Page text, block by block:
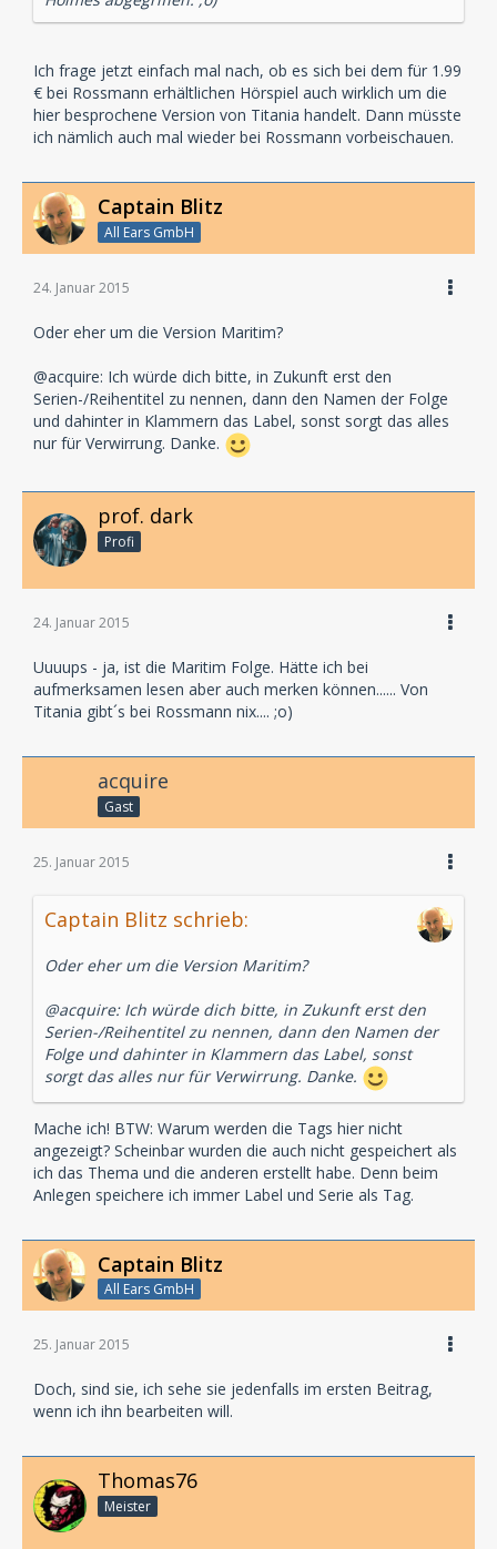
Ich frage jetzt einfach mal nach, ob es sich bei dem für 1.99
€ bei Rossmann erhältlichen Hörspiel auch wirklich um die
hier besprochene Version von Titania handelt. Dann müsste
ich nämlich auch mal wieder bei Rossmann vorbeischauen.
Captain Blitz
All Ears GmbH
24. Januar 2015
Oder eher um die Version Maritim?
@acquire: Ich würde dich bitte, in Zukunft erst den
Serien-/Reihentitel zu nennen, dann den Namen der Folge
und dahinter in Klammern das Label, sonst sorgt das alles
nur für Verwirrung. Danke.
prof. dark
Profi
24. Januar 2015
Uuuups - ja, ist die Maritim Folge. Hätte ich bei
aufmerksamen lesen aber auch merken können...... Von
Titania gibt´s bei Rossmann nix.... ;o)
acquire
Gast
25. Januar 2015
Captain Blitz schrieb:
Oder eher um die Version Maritim?
@acquire: Ich würde dich bitte, in Zukunft erst den
Serien-/Reihentitel zu nennen, dann den Namen der
Folge und dahinter in Klammern das Label, sonst
sorgt das alles nur für Verwirrung. Danke.
Mache ich! BTW: Warum werden die Tags hier nicht
angezeigt? Scheinbar wurden die auch nicht gespeichert als
ich das Thema und die anderen erstellt habe. Denn beim
Anlegen speichere ich immer Label und Serie als Tag.
Captain Blitz
All Ears GmbH
25. Januar 2015
Doch, sind sie, ich sehe sie jedenfalls im ersten Beitrag,
wenn ich ihn bearbeiten will.
Thomas76
Meister